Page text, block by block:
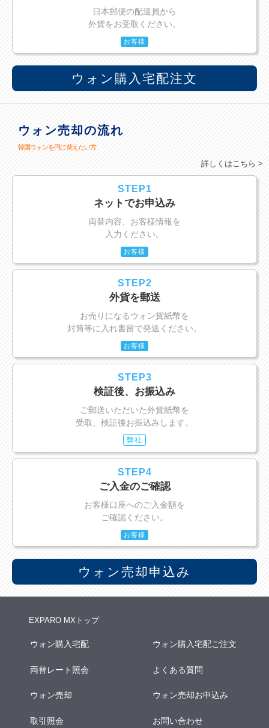
日本郵便の配達員から
外貨をお受取ください。
お客様
ウォン購入宅配注文
ウォン売却の流れ
韓国ウォンを円に替えたい方
詳しくはこちら >
STEP1
ネットでお申込み
両替内容、お客様情報を
入力ください。
お客様
STEP2
外貨を郵送
お売りになるウォン貨紙幣を
封筒等に入れ書留で発送ください。
お客様
STEP3
検証後、お振込み
ご郵送いただいた外貨紙幣を
受取、検証後お振込みします。
弊社
STEP4
ご入金のご確認
お客様口座へのご入金額を
ご確認ください。
お客様
ウォン売却申込み
EXPARO MXトップ
ウォン購入宅配 ウォン購入宅配ご注文
両替レート照会 よくある質問
ウォン売却 ウォン売却お申込み
取引照会 お問い合わせ